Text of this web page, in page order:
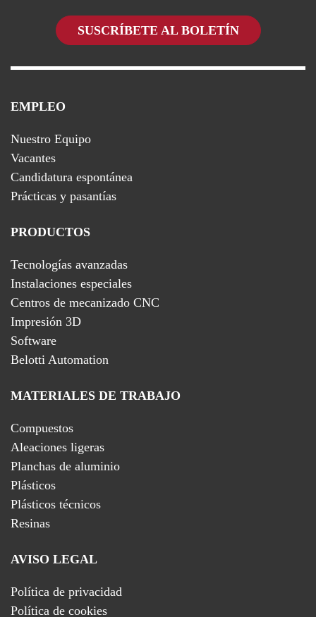
SUSCRÍBETE AL BOLETÍN
EMPLEO
Nuestro Equipo
Vacantes
Candidatura espontánea
Prácticas y pasantías
PRODUCTOS
Tecnologías avanzadas
Instalaciones especiales
Centros de mecanizado CNC
Impresión 3D
Software
Belotti Automation
MATERIALES DE TRABAJO
Compuestos
Aleaciones ligeras
Planchas de aluminio
Plásticos
Plásticos técnicos
Resinas
AVISO LEGAL
Política de privacidad
Política de cookies